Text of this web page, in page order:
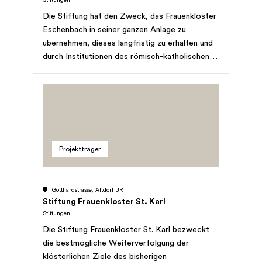
Die Stiftung hat den Zweck, das Frauenkloster
Eschenbach in seiner ganzen Anlage zu
übernehmen, dieses langfristig zu erhalten und
durch Institutionen des römisch-katholischen
diesen Institutionen gemäss einer schriftlichen
der Anlagen sowie für das Wohlergehen der
Verwaltung und Veräusserung von
Vermögenswerten aller Art.
Projektträger
Gotthardstrasse, Altdorf UR
Stiftung Frauenkloster St. Karl
Stiftungen
Die Stiftung Frauenkloster St. Karl bezweckt
die bestmögliche Weiterverfolgung der
klösterlichen Ziele des bisherigen